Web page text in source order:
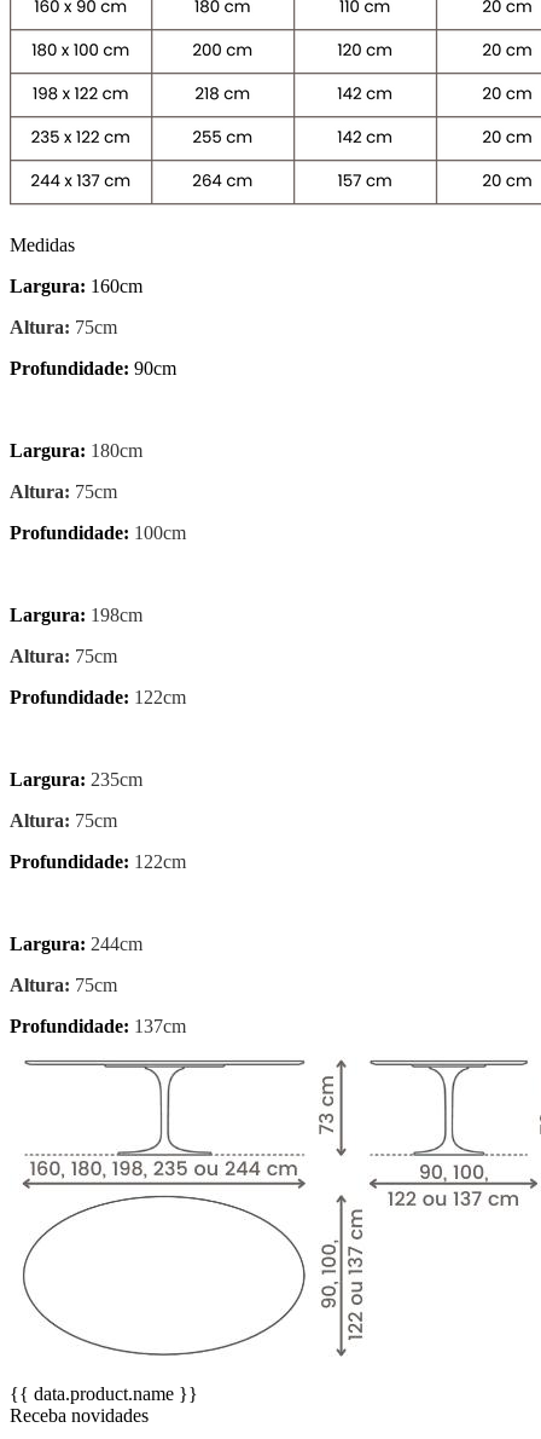
Medidas
Largura: 160cm
Altura: 75cm
Profundidade: 90cm
Largura: 180cm
Altura: 75cm
Profundidade: 100cm
Largura: 198cm
Altura: 75cm
Profundidade: 122cm
Largura: 235cm
Altura: 75cm
Profundidade: 122cm
Largura: 244cm
Altura: 75cm
Profundidade: 137cm
{{ data.product.name }}
Receba novidades